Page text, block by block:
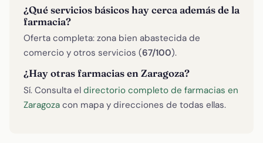
¿Qué servicios básicos hay cerca además de la
farmacia?
Oferta completa: zona bien abastecida de
comercio y otros servicios (67/100).
¿Hay otras farmacias en Zaragoza?
Sí. Consulta el directorio completo de farmacias en
Zaragoza con mapa y direcciones de todas ellas.